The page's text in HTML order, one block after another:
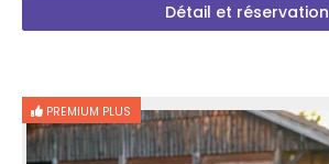
Détail et réservation
PREMIUM PLUS